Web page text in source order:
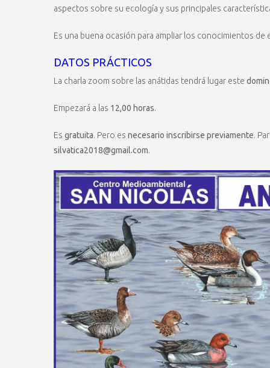
aspectos sobre su ecología y sus principales
Es una buena ocasión para ampliar los conocimientos
DATOS PRÁCTICOS
La charla zoom sobre las anátidas tendrá lugar este
Empezará a las 12,00 horas.
Es gratuita. Pero es necesario inscribirse previamente.
silvatica2018@gmail.com.